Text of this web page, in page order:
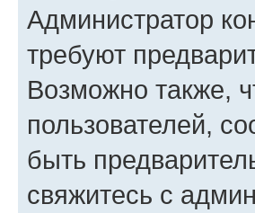
Администратор
требуют
Возможно также,
пользователей,
быть
свяжитесь с